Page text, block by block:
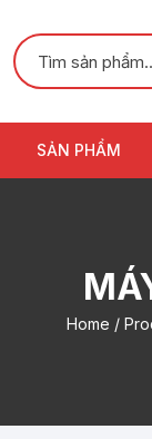
SẢN PHẨM
Home /